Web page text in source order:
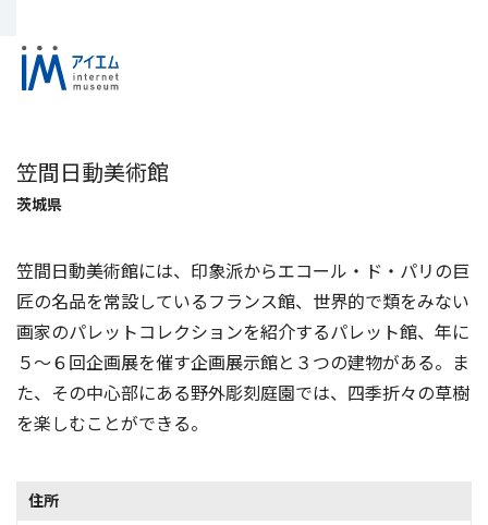
笠間日動美術館
茨城県
笠間日動美術館には、印象派からエコール・ド・パリの巨
匠の名品を常設しているフランス館、世界的で類をみない
画家のパレットコレクションを紹介するパレット館、年に
５～６回企画展を催す企画展示館と３つの建物がある。ま
た、その中心部にある野外彫刻庭園では、四季折々の草樹
を楽しむことができる。
住所